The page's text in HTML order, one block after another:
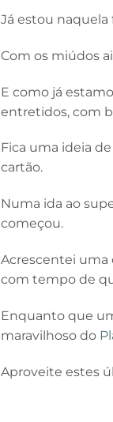
Já estou naquela
Com os miúdos
E como já
entretidos, com
Fica uma ideia
cartão.
Numa ida ao
começou.
Acrescentei uma
com tempo de
Enquanto que
maravilhoso do
Aproveite estes